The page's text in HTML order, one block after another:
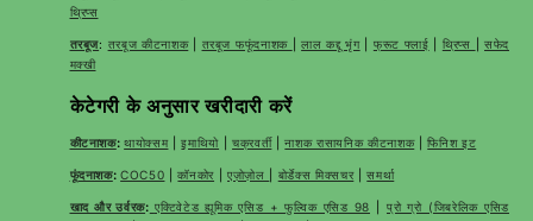
थ्रिप्स
तरबूज: तरबूज कीटनाशक| तरबूज फफूंदनाशक |लाल कद्दू भृंग| फ्रूट फ्लाई थ्रिप्स |सफेद
मक्खी
केटेगरी के अनुसार खरीदारी करें
कीटनाशक:थायोक्सम|इमाथियो |चक्रवर्ती|नाशक रासायनिक कीटनाशक|फिनिश इट
फूंदनाशक:COC50 |कॉनकोर |एज़ोज़ोल बोर्डेक्स मिक्सचर|समर्था
खाद और उर्वरक: एक्टिवेटेड ह्यूमिक एसिड + फुल्विक एसिड 98
प्रो ग्रो (जिबरेलिक एसिड